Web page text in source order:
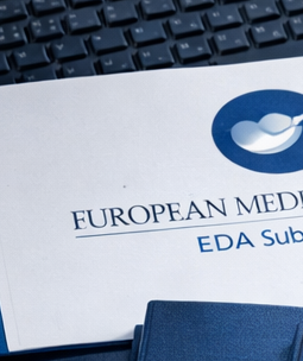
und BfArM.
dokumentierte
vor der Lieferung.
Veritas auditiert.
von drei Geschäftsstunden.